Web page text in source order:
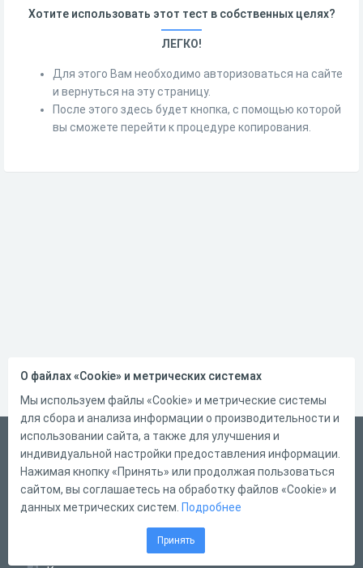
Хотите использовать этот тест в собственных целях?
ЛЕГКО!
Для этого Вам необходимо авторизоваться на сайте
и вернуться на эту страницу.
После этого здесь будет кнопка, с помощью которой
вы сможете перейти к процедуре копирования.
Русский
Справка
Форма обратной связи
О файлах «Cookie» и метрических системах
Мы используем файлы «Cookie» и метрические системы
для сбора и анализа информации о производительности и
использовании сайта, а также для улучшения и
индивидуальной настройки предоставления информации.
Нажимая кнопку «Принять» или продолжая пользоваться
сайтом, вы соглашаетесь на обработку файлов «Cookie» и
данных метрических систем. Подробнее
Принять